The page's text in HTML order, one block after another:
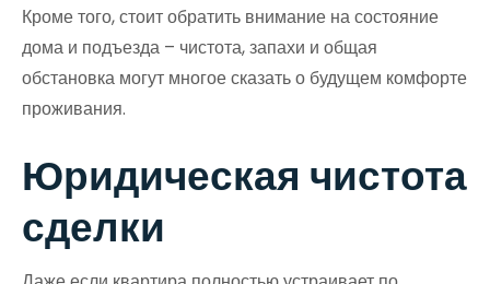
Кроме того, стоит обратить внимание на состояние
дома и подъезда – чистота, запахи и общая
обстановка могут многое сказать о будущем комфорте
проживания.
Юридическая чистота
сделки